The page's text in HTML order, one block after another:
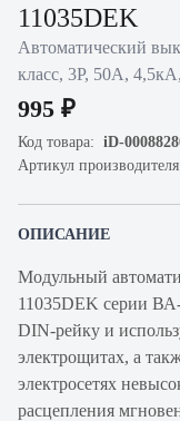
11035DEK
Автоматический
класс, 3P, 50А,
995 ₽
Код товара: iD-
Артикул
ОПИСАНИЕ
Модульный
11035DEK серии
DIN-рейку и
электрощитах, а
электросетях
расцепления